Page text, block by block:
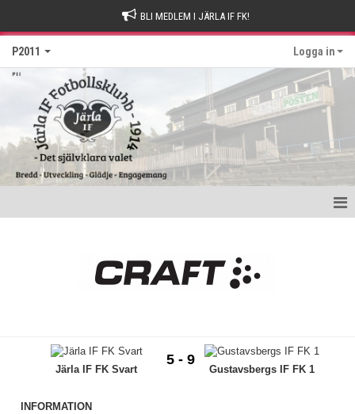
BLI MEDLEM I JÄRLA IF FK!
P2011 Logga in
Kontakt
Järla IF FK Svart
5 - 9
Gustavsbergs IF FK 1
INFORMATION